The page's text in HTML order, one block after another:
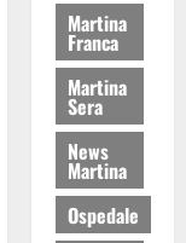
Martina
Franca
Martina
Sera
News
Martina
Ospedale